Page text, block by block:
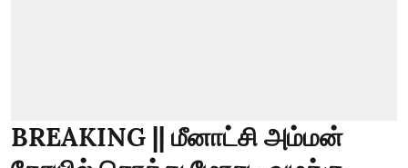
BREAKING || மீனாட்சி அம்மன்